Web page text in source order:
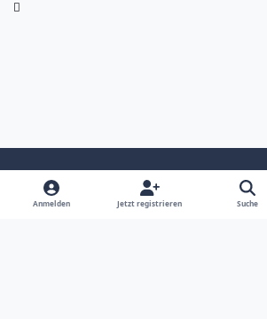
Light ModeDark ModeSystem Preference
Anmelden Jetzt registrieren Suche